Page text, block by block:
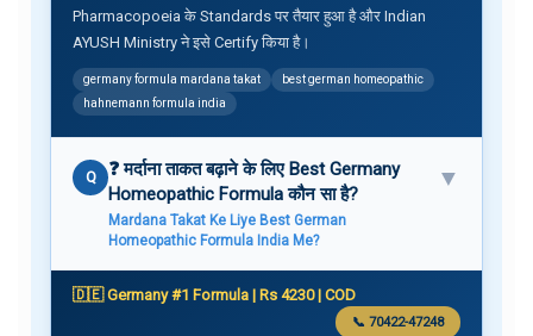
Pharmacopoeia के Standards पर तैयार हुआ है और Indian
AYUSH Ministry ने इसे Certify किया है।
germany formula mardana takat
best german homeopathic
hahnemann formula india
Q
❓ मर्दाना ताकत बढ़ाने के लिए Best Germany
Homeopathic Formula कौन सा है?
Mardana Takat Ke Liye Best German
Homeopathic Formula India Me?
▼
🇩🇪 Germany #1 Formula | Rs 4230 | COD
📞 70422-47248